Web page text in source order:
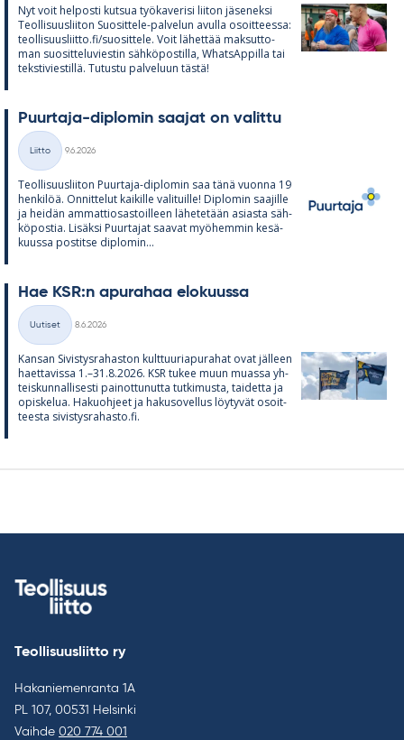
Nyt voit hel­posti kut­sua työ­ka­ve­risi lii­ton jä­se­neksi
Teol­li­suus­lii­ton Suo­sit­tele-pal­ve­lun avulla osoit­teessa:
teol­li­suus­liitto.fi/suo­sit­tele. Voit lä­het­tää mak­sut­to­
man suo­sit­te­lu­vies­tin säh­kö­pos­tilla, What­sAp­pilla tai
teks­ti­vies­tillä. Tu­tustu pal­ve­luun tästä!
Puur­taja-diplo­min saa­jat on va­littu
Kategoriat
Liitto
9.6.2026
Teol­li­suus­lii­ton Puur­taja-diplo­min saa tänä vuonna 19
hen­ki­löä. On­nit­te­lut kai­kille va­li­tuille! Diplo­min saa­jille
ja hei­dän am­mat­tio­sas­toil­leen lä­he­te­tään asiasta säh­
kö­pos­tia. Li­säksi Puur­ta­jat saa­vat myö­hem­min ke­sä­
kuussa pos­titse diplo­min...
Hae KSR:n apu­ra­haa elo­kuussa
Kategoriat
Uutiset
8.6.2026
Kan­san Si­vis­tys­ra­has­ton kult­tuu­ria­pu­ra­hat ovat jäl­leen
haet­ta­vissa 1.–31.8.2026. KSR tu­kee muun muassa yh­
teis­kun­nal­li­sesti pai­not­tu­nutta tut­ki­musta, tai­detta ja
opis­ke­lua. Ha­kuoh­jeet ja ha­kuso­vel­lus löy­ty­vät osoit­
teesta si­vis­tys­ra­hasto.fi.
Teollisuusliitto ry
Hakaniemenranta 1A
PL 107, 00531 Helsinki
Vaihde 020 774 001